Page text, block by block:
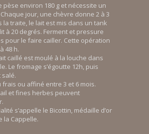
pèse environ 180 g et nécessite un
jour, une chèvre donne 2 à 3
la traite, le lait est mis dans un tank
à 20 degrés. Ferment et pressure
pour le faire cailler. Cette opération
48 h.
caillé est moulé à la louche dans
Le fromage s’égoutte 12h, puis
frais ou affiné entre 3 et 6 mois.
et fines herbes peuvent
s’appelle le Bicottin, médaille d’or
la Cappelle.